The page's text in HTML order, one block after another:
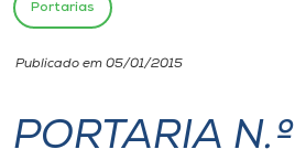
Unoesc
Internacionalização
Portarias
Publicado em 05/01/2015
PORTARIA N.º